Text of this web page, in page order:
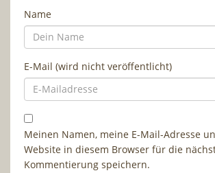
Name
E-Mail (wird nicht veröffentlicht)
Meinen Namen, meine E-Mail-Adresse
Website in diesem Browser für die
Kommentierung speichern.